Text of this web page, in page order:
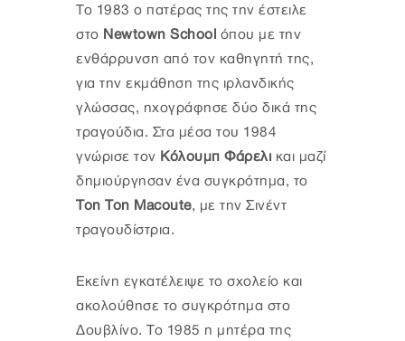
Το 1983 ο πατέρας της την έστειλε
στο Newtown School όπου με την
ενθάρρυνση από τον καθηγητή της,
για την εκμάθηση της ιρλανδικής
γλώσσας, ηχογράφησε δύο δικά της
τραγούδια. Στα μέσα του 1984
γνώρισε τον Κόλουμπ Φάρελι και μαζί
δημιούργησαν ένα συγκρότημα, το
Ton Ton Macoute, με την Σινέντ
τραγουδίστρια.
Εκείνη εγκατέλειψε το σχολείο και
ακολούθησε το συγκρότημα στο
Δουβλίνο. Το 1985 η μητέρα της